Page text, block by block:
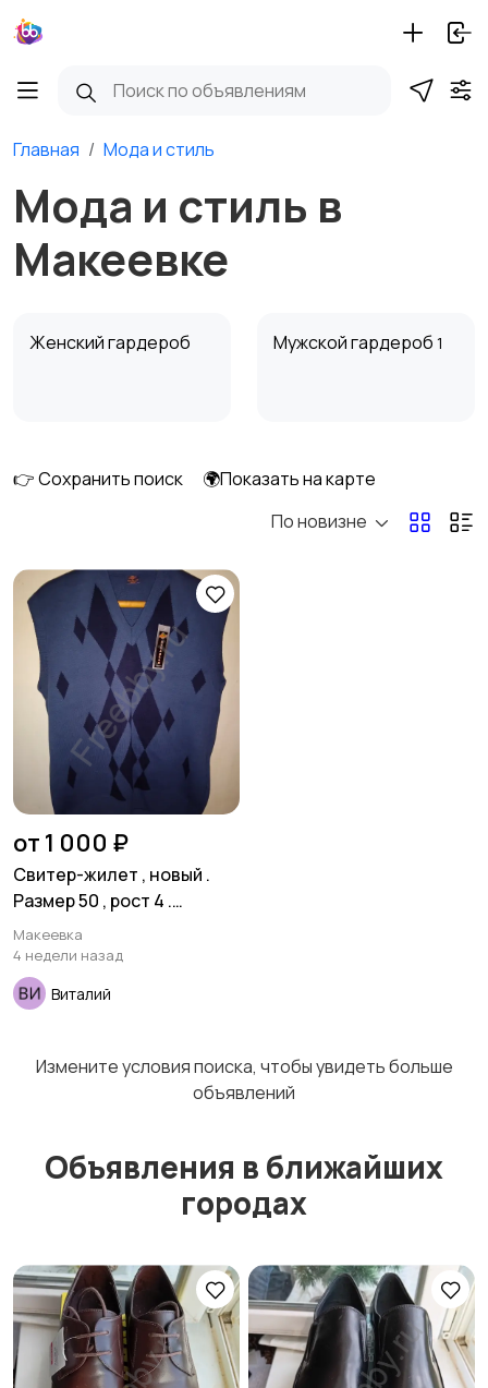
Главная Мода и стиль
Мода и стиль в
Макеевке
Женский гардероб Мужской гардероб 1
👉 Сохранить поиск
🌍Показать на карте
По новизне
от 1 000 ₽
Свитер-жилет , новый .
Размер 50 , рост 4 .
Шерсть 50 % . Турция .
Макеевка
4 недели назад
Виталий
Измените условия поиска, чтобы увидеть больше
объявлений
Объявления в ближайших
городах